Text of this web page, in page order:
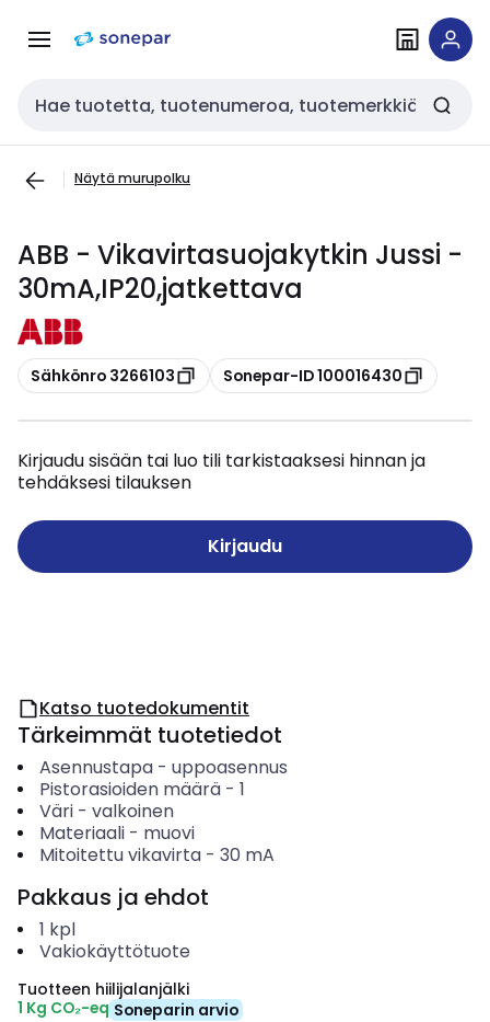
navigointiinsisältöön
Haku
Näytä murupolku
ABB - Vikavirtasuojakytkin Jussi -
30mA,IP20,jatkettava
Kopioi
Sähkönro 3266103 Kopioi
Sonepar-ID 100016430
Kirjaudu sisään tai luo tili tarkistaaksesi hinnan ja
tehdäksesi tilauksen
Kirjaudu
Katso tuotedokumentit
Tärkeimmät tuotetiedot
Asennustapa- uppoasennus
Pistorasioiden määrä- 1
Väri- valkoinen
Materiaali- muovi
Mitoitettu vikavirta- 30 mA
Pakkaus ja ehdot
1 kpl
Vakiokäyttötuote
Tuotteen hiilijalanjälki
1 Kg CO₂-eq Soneparin arvio